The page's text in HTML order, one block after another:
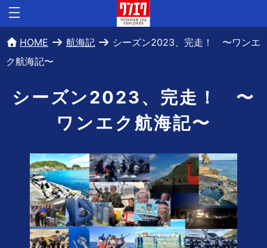
HOME 航海記
シーズン2023、完走！ 〜ワンエ
ク航海記〜
シーズン2023、完走！ 〜
ワンエク航海記〜